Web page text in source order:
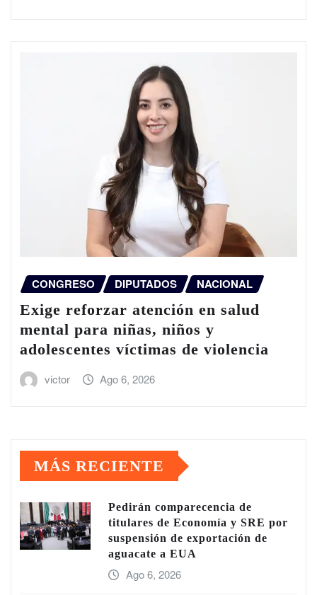
CONGRESO DIPUTADOS NACIONAL
Exige reforzar atención en salud
mental para niñas, niños y
adolescentes víctimas de violencia
victor Ago 6, 2026
MÁS RECIENTE
Pedirán comparecencia de
titulares de Economía y SRE por
suspensión de exportación de
aguacate a EUA
Ago 6, 2026